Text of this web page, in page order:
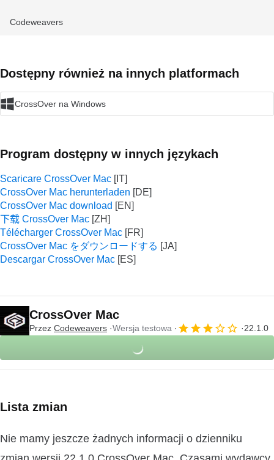
Codeweavers
Dostępny również na innych platformach
CrossOver na Windows
Program dostępny w innych językach
Scaricare CrossOver Mac
CrossOver Mac herunterladen
CrossOver Mac download
下载 CrossOver Mac
Télécharger CrossOver Mac
CrossOver Mac をダウンロードする
Descargar CrossOver Mac
CrossOver Mac
Przez Codeweavers Wersja testowa 22.1.0
Lista zmian
Nie mamy jeszcze żadnych informacji o dzienniku